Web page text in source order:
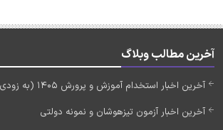
آخرین مطالب وبلاگ
آخرین اخبار استخدام آموزش و پرورش 1405 (به زودی)
آخرین اخبار آزمون تیزهوشان و نمونه دولتی